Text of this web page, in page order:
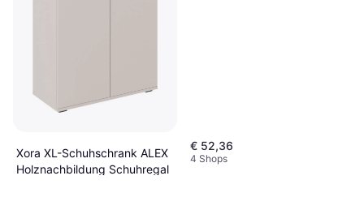
Xora XL-Schuhschrank ALEX
Holznachbildung Schuhregal
€ 52,36
4 Shops